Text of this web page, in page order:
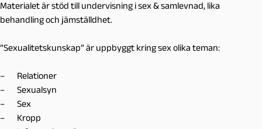
Materialet är stöd till undervisning i sex & samlevnad, lika
behandling och jämställdhet.
”Sexualitetskunskap” är uppbyggt kring sex olika teman:
– Relationer
– Sexualsyn
– Sex
– Kropp